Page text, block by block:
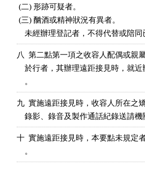
(二) 形跡可疑
(三) 酗酒或精神狀況
未經辦理登記者，不得代替或陪
八  第二點第一項之收容人配偶或親
於行者，其辦理遠距接見時，就
    。
九  實施遠距接見時，收容人所在之
錄影、錄音及製作通話紀錄送請機
十  實施遠距接見時，本要點未規定